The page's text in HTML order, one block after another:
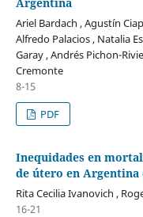
Ariel Bardach , Agustín
Alfredo Palacios , Natalia
Garay , Andrés Pichon-
Cremonte
8-15
PDF
Inequidades en
de útero en Argentina
Rita Cecilia Ivanovich ,
16-21